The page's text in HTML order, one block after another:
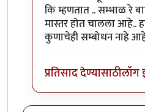
कि म्हणतात .. सम्भाळ रे
मास्तर होत चालला आहे..
कुणाचेही सम्बोधन नाहे
प्रतिसाद देण्यासाठीलॉग